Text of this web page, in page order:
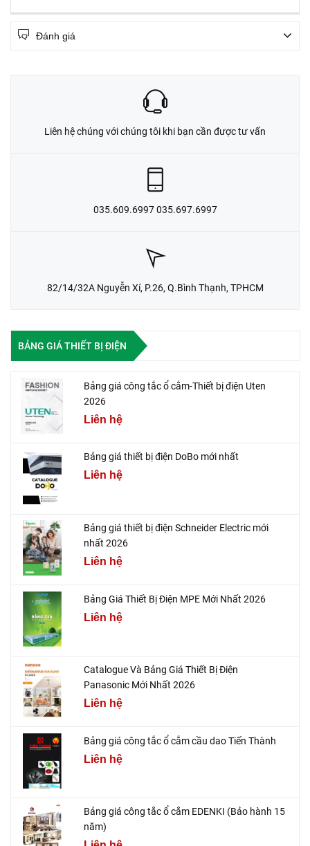
Đánh giá
Liên hệ chúng với chúng tôi khi bạn cần được tư vấn
035.609.6997 035.697.6997
82/14/32A Nguyễn Xí, P.26, Q.Bình Thạnh, TPHCM
BẢNG GIÁ THIẾT BỊ ĐIỆN
Bảng giá công tắc ổ cắm-Thiết bị điện Uten
2026
Liên hệ
Bảng giá thiết bị điện DoBo mới nhất
Liên hệ
Bảng giá thiết bị điện Schneider Electric mới
nhất 2026
Liên hệ
Bảng Giá Thiết Bị Điện MPE Mới Nhất 2026
Liên hệ
Catalogue Và Bảng Giá Thiết Bị Điện
Panasonic Mới Nhất 2026
Liên hệ
Bảng giá công tắc ổ cắm cầu dao Tiến Thành
Liên hệ
Bảng giá công tắc ổ cắm EDENKI (Bảo hành 15
năm)